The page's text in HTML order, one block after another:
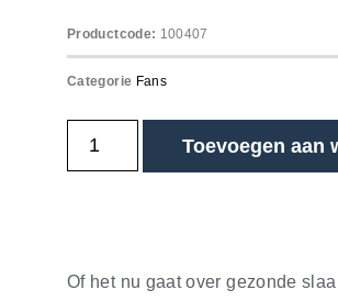
Productcode: 100407
Categorie Fans
Toevoegen aan
Of het nu gaat over gezonde